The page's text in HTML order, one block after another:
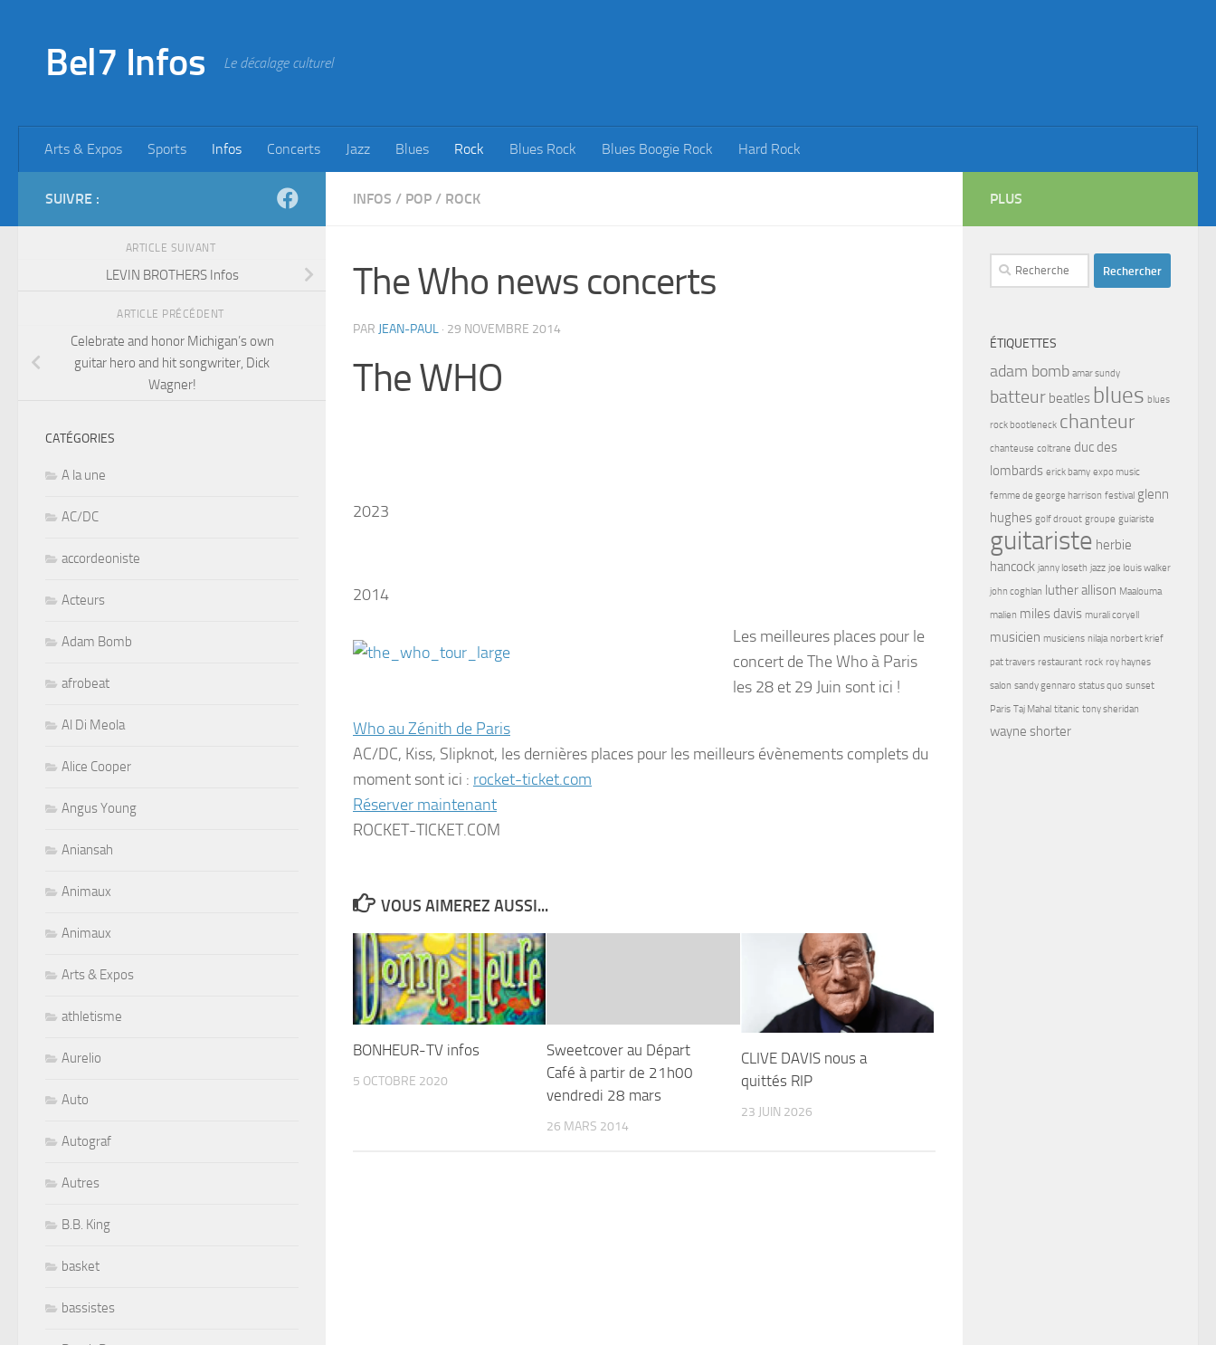
Bel7 Infos Le décalage culturel
Arts & Expos Sports Infos Concerts Jazz Blues Rock Blues Rock Blues Boogie Rock Hard Rock
INFOS / POP / ROCK
The Who news concerts
PAR JEAN-PAUL · 29 NOVEMBRE 2014
The WHO
2023
2014
Les meilleures places pour le
concert de The Who à Paris
les 28 et 29 Juin sont ici !
Who au Zénith de Paris
AC/DC, Kiss, Slipknot, les dernières places pour les meilleurs évènements complets du
moment sont ici : rocket-ticket.com
Réserver maintenant
ROCKET-TICKET.COM
VOUS AIMEREZ AUSSI...
BONHEUR-TV infos
5 OCTOBRE 2020
Sweetcover au Départ
Café à partir de 21h00
vendredi 28 mars
26 MARS 2014
CLIVE DAVIS nous a
quittés RIP
23 JUIN 2026
SUIVRE :
ARTICLE SUIVANT
LEVIN BROTHERS Infos
ARTICLE PRÉCÉDENT
Celebrate and honor Michigan’s own
guitar hero and hit songwriter, Dick
Wagner!
CATÉGORIES
A la une
AC/DC
accordeoniste
Acteurs
Adam Bomb
afrobeat
Al Di Meola
Alice Cooper
Angus Young
Aniansah
Animaux
Animaux
Arts & Expos
athletisme
Aurelio
Auto
Autograf
Autres
B.B. King
basket
bassistes
PLUS
Rechercher :
ÉTIQUETTES
adam bomb amar sundy
batteur beatles blues blues
rock bootleneck chanteur
chanteuse coltrane duc des
lombards erick bamy expo music
femme de george harrison festival glenn
hughes golf drouot groupe guiariste
guitariste herbie
hancock janny loseth jazz joe louis walker
john coghlan luther allison Maalouma
malien miles davis murali coryell
musicien musiciens nilaja norbert krief
pat travers restaurant rock roy haynes
salon sandy gennaro status quo sunset
Paris Taj Mahal titanic tony sheridan
wayne shorter